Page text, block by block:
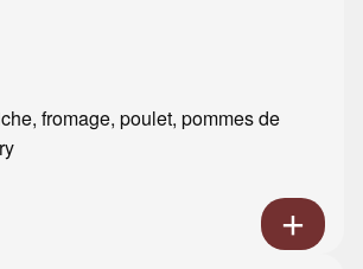
fromage, poulet, pommes de